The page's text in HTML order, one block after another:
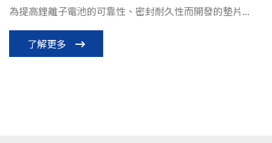
為提高鋰離子電池的可靠性、密封耐久性而開發的墊片...
了解更多